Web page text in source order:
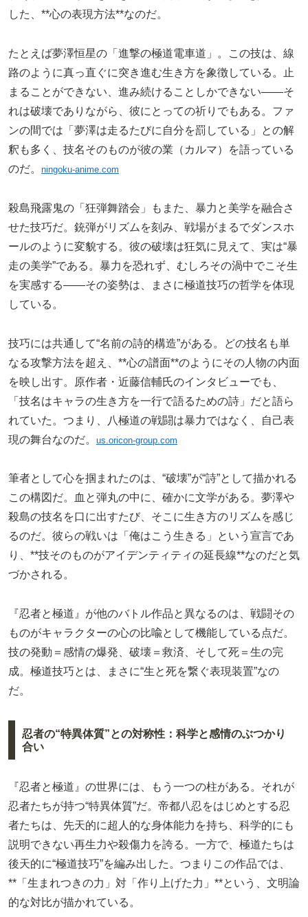
した、**心の表現方法**なのだ。
たとえば夢澤恒星の「進撃の極道電車道」。この技は、線
路のように真っ直ぐに突き進む生き方を象徴している。止
まることができない、進み続けることしかできない――そ
れは破壊でありながら、彼にとっての祈りでもある。ファ
ンの間では「夢澤は走るたびに自分を罰している」との解
釈も多く、技名そのものが彼の業（カルマ）を語っている
のだ。 ningoku-anime.com
殺島飛露鬼の「狂弾舞踏会」もまた、暴力と美学を融合さ
せた技巧だ。銃弾がリズムを刻み、戦場がまるでダンスホ
ールのように変貌する。彼の破壊は狂気に見えて、実は“暴
走の美学”である。暴力を恐れず、むしろその渦中でこそ生
を実感する――その姿勢は、まさに極道技巧の哲学を体現
している。
技巧には共通して“名前の詩的構造”がある。どの技名も単
なる攻撃方法を超え、**心の譜面**のようにその人物の内面
を映し出す。原作者・近藤信輔氏のインタビューでも、
「技名はキャラの生き方を一行で語るための詩」だと語ら
れていた。つまり、八極道の戦闘は暴力ではなく、自己表
現の舞台なのだ。 us.oricon-group.com
筆者として心を掴まれたのは、“破壊”が“詩”として描かれる
この構図だ。血と弾丸の中に、確かに文学がある。夢澤や
殺島の技名を口に出すたび、そこに生き方のリズムを感じ
るのだ。彼らの戦いは「俺はこう生きる」という宣言であ
り、**技そのものがアイデンティティの延長線**なのだと気
づかされる。
『忍者と極道』が他のバトル作品と異なるのは、戦闘その
ものがキャラクターの心の比喩として機能している点だ。
技の発動＝感情の爆発、破壊＝救済、そして死＝生の完
成。極道技巧とは、まさに“生と死を繋ぐ表現装置”なの
だ。
忍者の“特異体質”との対称性：科学と感情のぶつかり
合い
『忍者と極道』の世界には、もう一つの柱がある。それが
忍者たちが持つ“特異体質”だ。帝都八忍をはじめとする忍
者たちは、先天的に超人的な身体能力を持ち、科学的にも
説明できない再生力や殺傷力を誇る。一方で、極道たちは
後天的に“極道技巧”を編み出した。つまりこの作品では、
**「生まれつきの力」対「作り上げた力」**という、文明論
的な対比が描かれている。